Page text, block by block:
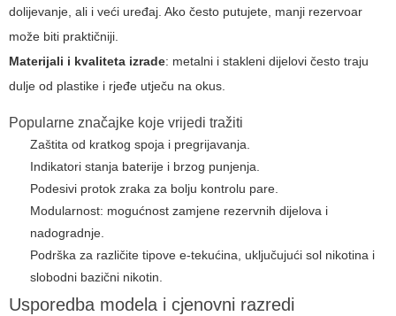
dolijevanje, ali i veći uređaj. Ako često putujete, manji rezervoar
može biti praktičniji.
Materijali i kvaliteta izrade: metalni i stakleni dijelovi često traju
dulje od plastike i rjeđe utječu na okus.
Popularne značajke koje vrijedi tražiti
Zaštita od kratkog spoja i pregrijavanja.
Indikatori stanja baterije i brzog punjenja.
Podesivi protok zraka za bolju kontrolu pare.
Modularnost: mogućnost zamjene rezervnih dijelova i
nadogradnje.
Podrška za različite tipove e-tekućina, uključujući sol nikotina i
slobodni bazični nikotin.
Usporedba modela i cjenovni razredi